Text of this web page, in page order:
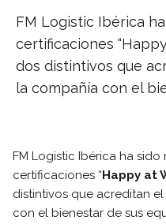
FM Logistic Ibérica
certificaciones
dos distintivos que
la compañía con el
FM Logistic Ibérica ha
certificaciones “Happy at
distintivos que acreditan
con el bienestar de sus